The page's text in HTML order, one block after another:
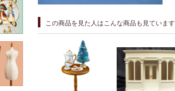
この商品を見た人はこんな商品も見ています